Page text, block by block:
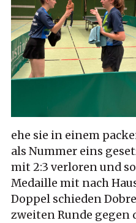
ehe sie in einem
als Nummer eins
mit 2:3 verloren und
Medaille mit nach
Doppel schieden
zweiten Runde